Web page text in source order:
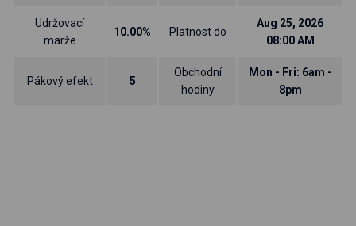
Udržovací
marže
10.00% Platnost do
Aug 25, 2026
08:00 AM
Pákový efekt 5
Obchodní
hodiny
Mon - Fri: 6am -
8pm